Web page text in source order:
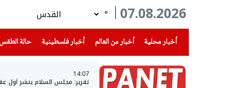
07.08.2026
°
أخبار محلية
(current) أخبار من العالم أخبار فلسطينية(current) حالة الطقس
14:07
تقرير: مجلس السلام ينشر أول